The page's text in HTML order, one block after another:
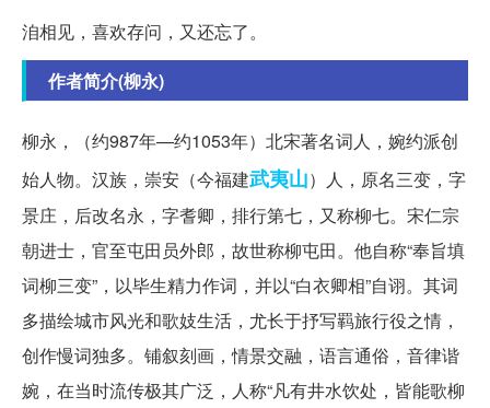
洎相见，喜欢存问，又还忘了。
作者简介(柳永)
柳永，（约987年—约1053年）北宋著名词人，婉约派创
始人物。汉族，崇安（今福建武夷山）人，原名三变，字
景庄，后改名永，字耆卿，排行第七，又称柳七。宋仁宗
朝进士，官至屯田员外郎，故世称柳屯田。他自称“奉旨填
词柳三变”，以毕生精力作词，并以“白衣卿相”自诩。其词
多描绘城市风光和歌妓生活，尤长于抒写羁旅行役之情，
创作慢词独多。铺叙刻画，情景交融，语言通俗，音律谐
婉，在当时流传极其广泛，人称“凡有井水饮处，皆能歌柳